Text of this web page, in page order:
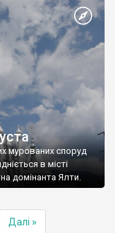
мурованих споруд
в місті
домінанта Ялти.
Далі »